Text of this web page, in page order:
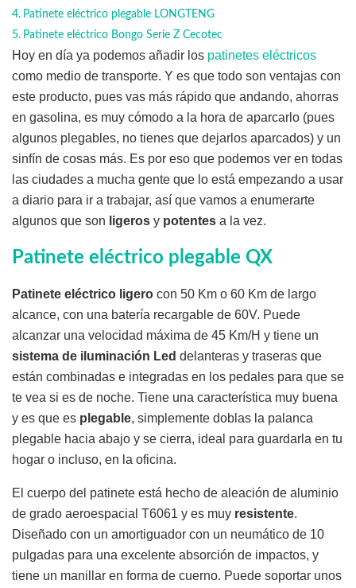
Patinete eléctrico plegable LONGTENG
Patinete eléctrico Bongo Serie Z Cecotec
Hoy en día ya podemos añadir los patinetes eléctricos
como medio de transporte. Y es que todo son ventajas con
este producto, pues vas más rápido que andando, ahorras
en gasolina, es muy cómodo a la hora de aparcarlo (pues
algunos plegables, no tienes que dejarlos aparcados) y un
sinfín de cosas más. Es por eso que podemos ver en todas
las ciudades a mucha gente que lo está empezando a usar
a diario para ir a trabajar, así que vamos a enumerarte
algunos que son ligeros y potentes a la vez.
Patinete eléctrico plegable QX
Patinete eléctrico ligero con 50 Km o 60 Km de largo
alcance, con una batería recargable de 60V. Puede
alcanzar una velocidad máxima de 45 Km/H y tiene un
sistema de iluminación Led delanteras y traseras que
están combinadas e integradas en los pedales para que se
te vea si es de noche. Tiene una característica muy buena
y es que es plegable, simplemente doblas la palanca
plegable hacia abajo y se cierra, ideal para guardarla en tu
hogar o incluso, en la oficina.
El cuerpo del patinete está hecho de aleación de aluminio
de grado aeroespacial T6061 y es muy resistente.
Diseñado con un amortiguador con un neumático de 10
pulgadas para una excelente absorción de impactos, y
tiene un manillar en forma de cuerno. Puede soportar unos